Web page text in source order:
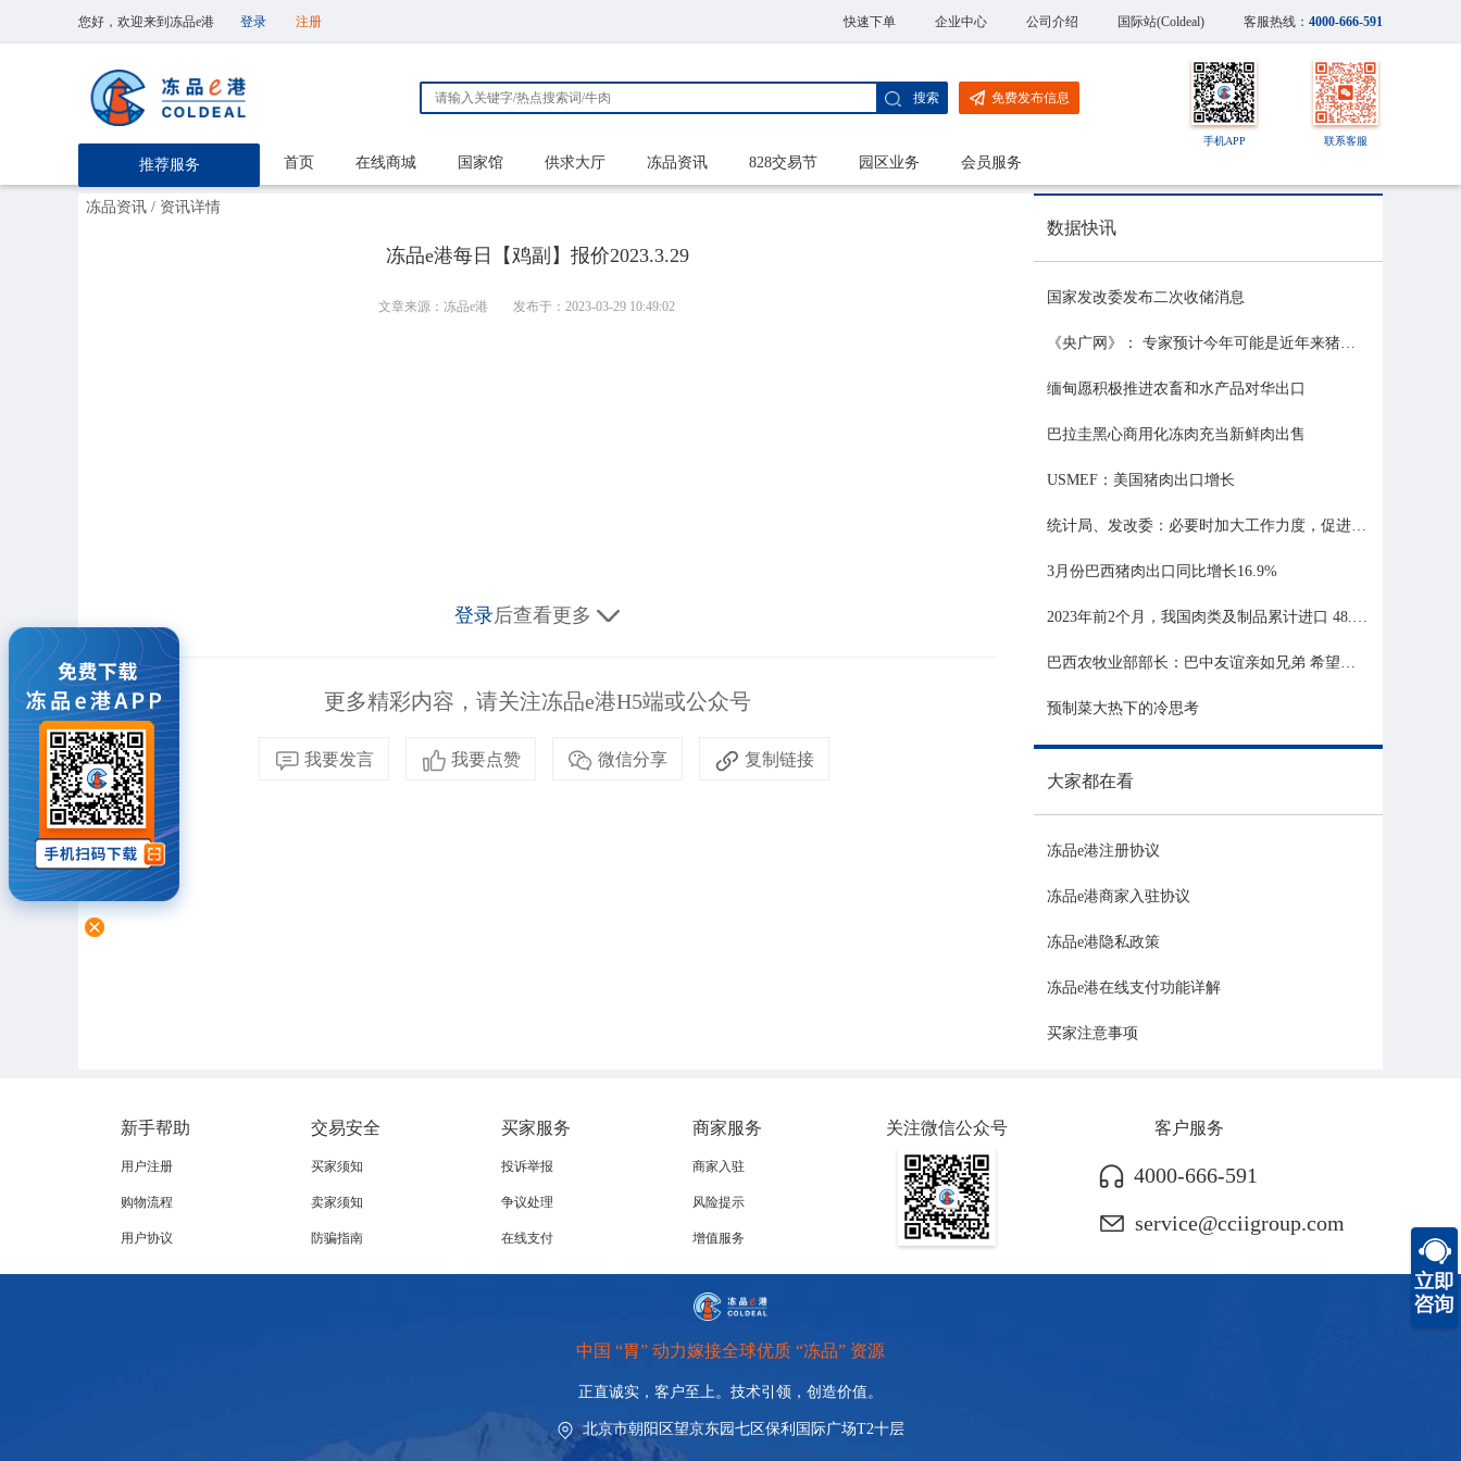
您好，欢迎来到冻品e港 登录 注册 快速下单 企业中心 公司介绍 国际站(Coldeal) 客服热线： 4000-666-591
推荐服务
搜索 免费发布信息
手机APP 联系客服
首页 在线商城 国家馆 供求大厅 冻品资讯 828交易节 园区业务 会员服务
冻品资讯 / 资讯详情
冻品e港每日【鸡副】报价2023.3.29
文章来源：冻品e港 发布于：2023-03-29 10:49:02
登录后查看更多
更多精彩内容，请关注冻品e港H5端或公众号
我要发言 我要点赞 微信分享 复制链接
数据快讯
国家发改委发布二次收储消息
《央广网》： 专家预计今年可能是近年来猪价最稳的一年
缅甸愿积极推进农畜和水产品对华出口
巴拉圭黑心商用化冻肉充当新鲜肉出售
USMEF：美国猪肉出口增长
统计局、发改委：必要时加大工作力度，促进生猪市场平稳运行
3月份巴西猪肉出口同比增长16.9%
2023年前2个月，我国肉类及制品累计进口 48.06 亿美元，同比增长 21.81%
巴西农牧业部部长：巴中友谊亲如兄弟 希望与中国深化农业合作
预制菜大热下的冷思考
大家都在看
冻品e港注册协议
冻品e港商家入驻协议
冻品e港隐私政策
冻品e港在线支付功能详解
买家注意事项
新手帮助
用户注册
购物流程
用户协议
交易安全
买家须知
卖家须知
防骗指南
买家服务
投诉举报
争议处理
在线支付
商家服务
商家入驻
风险提示
增值服务
关注微信公众号 客户服务
4000-666-591
service@cciigroup.com
中国 “胃” 动力嫁接全球优质 “冻品” 资源
正直诚实，客户至上。技术引领， 创造价值。
北京市朝阳区望京东园七区保利国际广场T2十层